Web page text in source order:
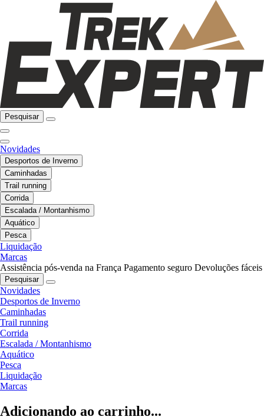
Pesquisar
Novidades
Desportos de Inverno
Caminhadas
Trail running
Corrida
Escalada / Montanhismo
Aquático
Pesca
Liquidação
Marcas
Assistência pós-venda na França Pagamento seguro Devoluções fáceis
Pesquisar
Novidades
Desportos de Inverno
Caminhadas
Trail running
Corrida
Escalada / Montanhismo
Aquático
Pesca
Liquidação
Marcas
Adicionando ao carrinho...